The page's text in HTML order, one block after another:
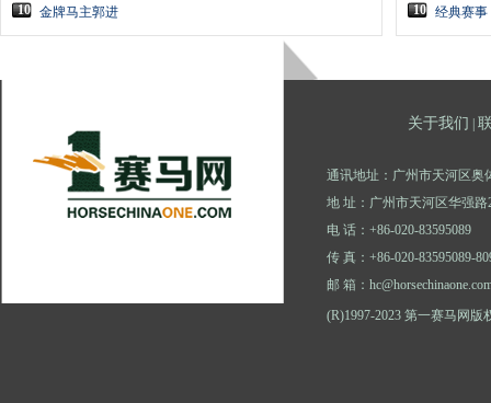
10 金牌马主郭进
10 经典赛事
关于我们
通讯地址：广州市天河区奥
地 址：广州市天河区华强路
电 话：+86-020-83595089
传 真：+86-020-83595089-
邮 箱：
(R)1997-2023 第一赛马网版